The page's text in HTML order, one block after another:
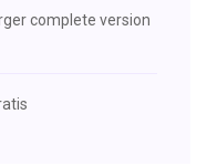
complete version